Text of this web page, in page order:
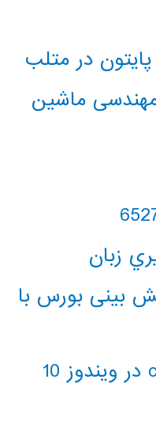
در متلب
ماشین
زبان
بینی بورس با